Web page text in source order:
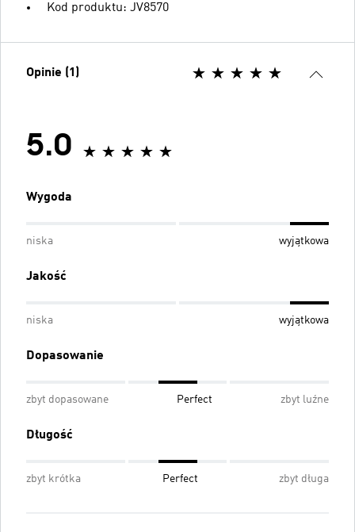
Kod produktu: JV8570
Opinie (1)
5.0
Wygoda
niska wyjątkowa
Jakość
niska wyjątkowa
Dopasowanie
zbyt dopasowane Perfect zbyt luźne
Długość
zbyt krótka Perfect zbyt długa